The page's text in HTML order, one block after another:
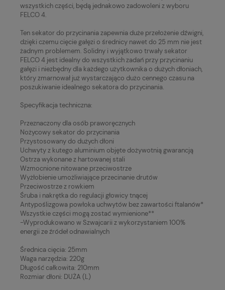
wszystkich części, będą jednakowo zadowoleni z wyboru
FELCO 4.
Ten sekator do przycinania zapewnia duże przełożenie dźwigni,
dzięki czemu cięcie gałęzi o średnicy nawet do 25 mm nie jest
żadnym problemem. Solidny i wyjątkowo trwały sekator
FELCO 4 jest idealny do wszystkich zadań przy przycinaniu
gałęzi i niezbędny dla każdego użytkownika o dużych dłoniach,
który zmarnował już wystarczająco dużo cennego czasu na
poszukiwanie idealnego sekatora do przycinania.
Specyfikacja techniczna:
Przeznaczony dla osób praworęcznych
Nożycowy sekator do przycinania
Przystosowany do dużych dłoni
Uchwyty z kutego aluminium objęte dożywotnią gwarancją
Ostrza wykonane z hartowanej stali
Wzmocnione nitowane przeciwostrze
Wyżłobienie umożliwiające przecinanie drutów
Przeciwostrze z rowkiem
Śruba i nakrętka do regulacji głowicy tnącej
Antypoślizgowa powłoka uchwytów bez zawartości ftalanów*
Wszystkie części mogą zostać wymienione**
-Wyprodukowano w Szwajcarii z wykorzystaniem 100%
energii ze źródeł odnawialnych
Średnica cięcia: 25mm
Waga narzędzia: 220g
Długość całkowita: 210mm
Rozmiar dłoni: DUŻA (L)